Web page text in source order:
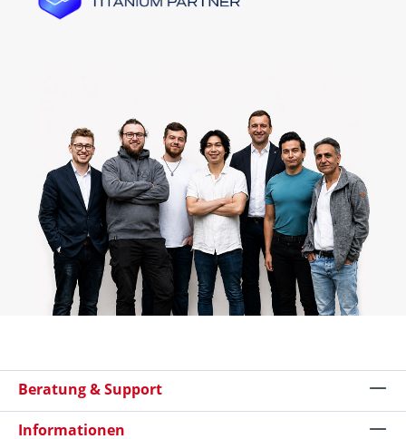
Beratung & Support
Informationen